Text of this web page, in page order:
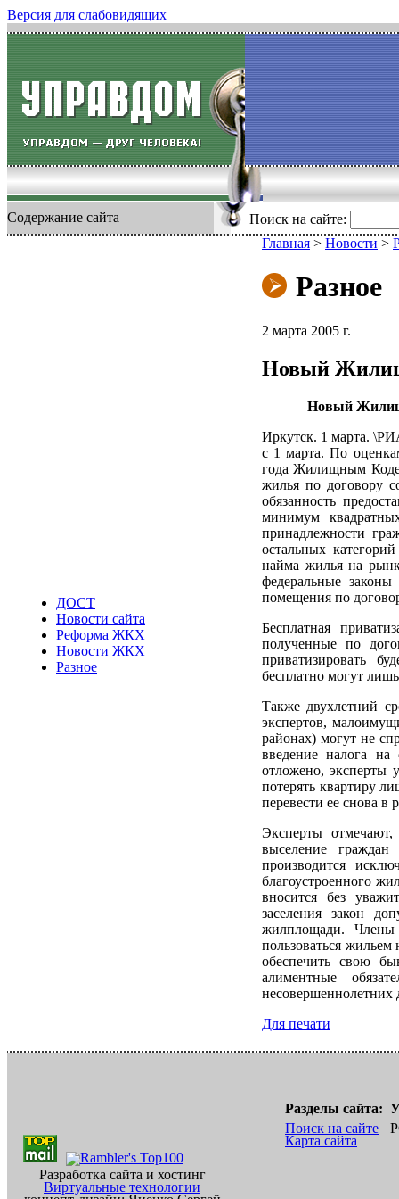
Версия для слабовидящих
Содержание сайта Поиск на сайте:
ДОСТ
Новости сайта
Реформа ЖКХ
Новости ЖКХ
Разное
Главная > Новости >
Разное
2 марта 2005 г.
Новый
Новый
Иркутск. 1 марта.
с 1 марта. По
года Жилищным
жилья по договору
обязанность
минимум
принадлежности
остальных
найма жилья на
федеральные
помещения по
Бесплатная
полученные по
приватизировать
бесплатно могут
Также двухлетний
экспертов,
районах) могут не
введение налога на
отложено, эксперты
потерять квартиру
перевести ее снова
Эксперты
выселение
производится
благоустроенного
вносится без
заселения закон
жилплощади. Члены
пользоваться
обеспечить свою
алиментные
несовершеннолетних
Для печати
Разработка сайта и хостинг
Виртуальные технологии
Разделы сайта:
Поиск на сайте
Карта сайта